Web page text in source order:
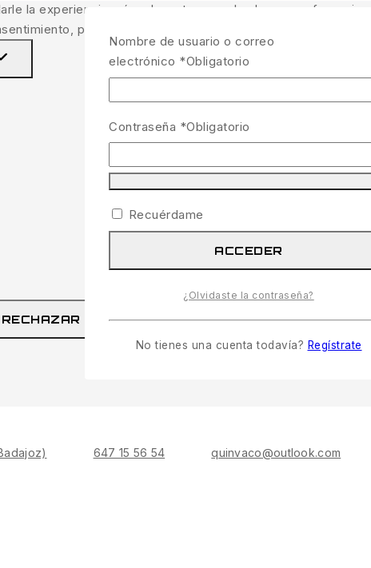
la experiencia más relevante recordando sus
puede afectar negativamente a ciertas
RECHAZAR RECHAZAR Rechazar
647 15 56 54 quinvaco@outlook.com
Nombre de usuario o correo
electrónico *Obligatorio
Contraseña *Obligatorio
Recuérdame
ACCEDER
¿Olvidaste la contraseña?
No tienes una cuenta todavía? Regístrate